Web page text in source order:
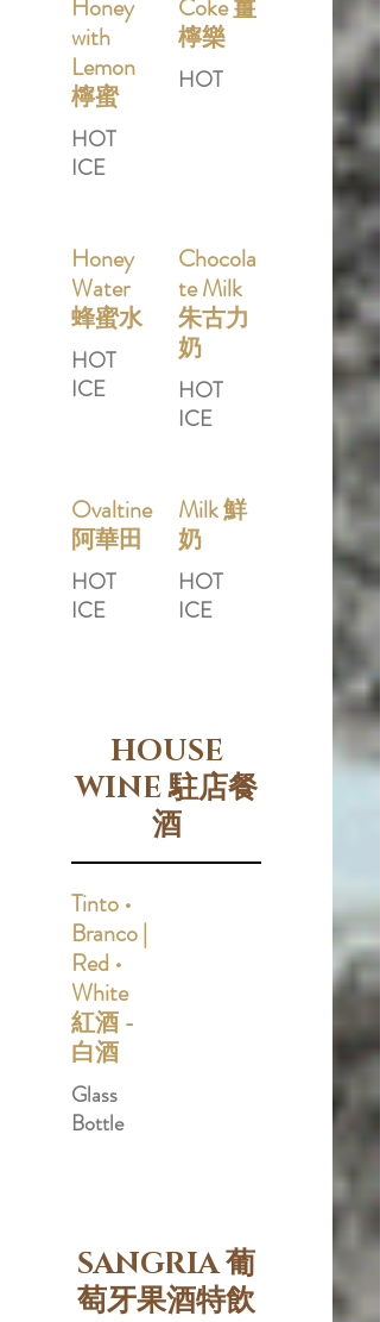
Honey
with
Lemon
檸蜜
HOT
ICE
Coke 薑
檸樂
HOT
Honey
Water
蜂蜜水
HOT
ICE
Chocola
te Milk
朱古力
奶
HOT
ICE
Ovaltine
阿華田
HOT
ICE
Milk 鮮
奶
HOT
ICE
HOUSE
WINE 駐店餐
酒
Tinto •
Branco |
Red •
White
紅酒 -
白酒
Glass
Bottle
SANGRIA 葡
萄牙果酒特飲